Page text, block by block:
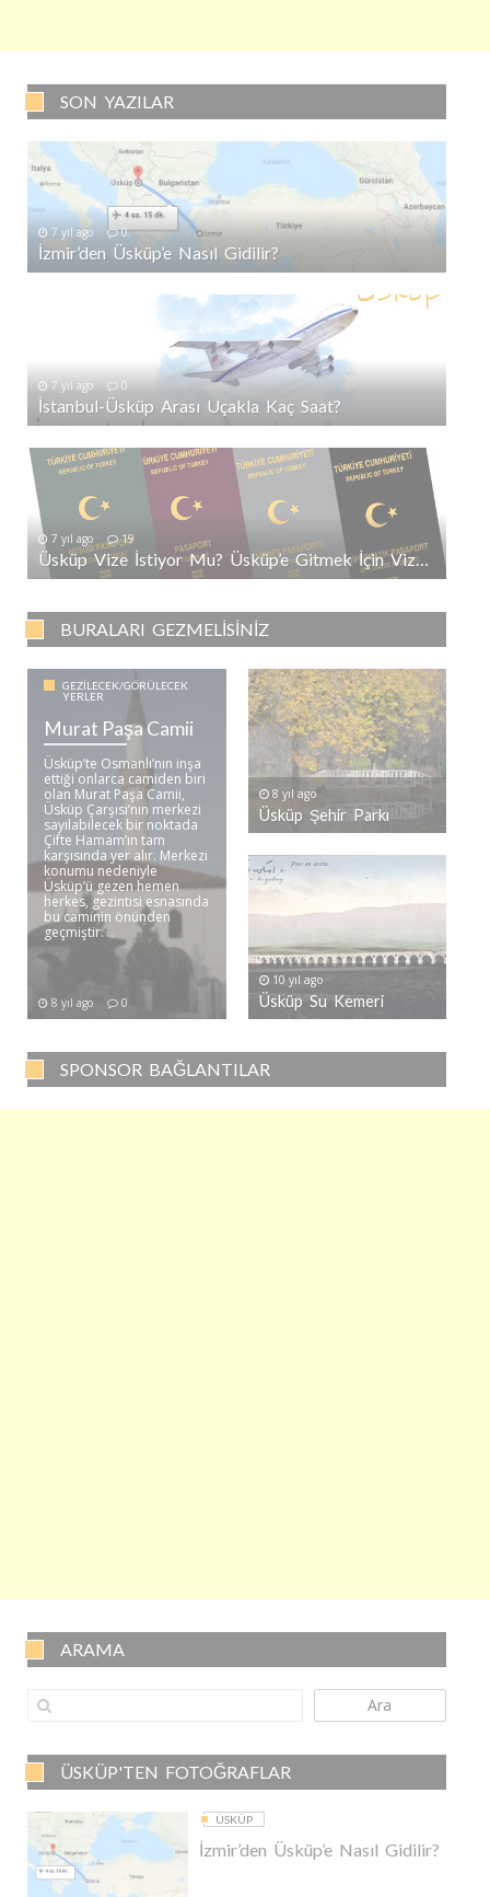
SON YAZILAR
7 yıl ago 0
İzmir’den Üsküp’e Nasıl Gidilir?
7 yıl ago 0
İstanbul-Üsküp Arası Uçakla Kaç Saat?
7 yıl ago 19
Üsküp Vize İstiyor Mu? Üsküp’e Gitmek İçin Vize Gerekli Mi?
BURALARI GEZMELISINIZ
GEZILECEK/GÖRÜLECEK
YERLER
Murat Paşa Camii
Üsküp’te Osmanlı’nın inşa
ettiği onlarca camiden biri
olan Murat Paşa Camii,
Üsküp Çarşısı’nın merkezi
sayılabilecek bir noktada
Çifte Hamam’ın tam
karşısında yer alır. Merkezi
konumu nedeniyle
Üsküp’ü gezen hemen
herkes, gezintisi esnasında
bu caminin önünden
geçmiştir. ..
8 yıl ago 0
8 yıl ago
Üsküp Şehir Parkı
10 yıl ago
Üsküp Su Kemeri
SPONSOR BAĞLANTILAR
ARAMA
Ara
ÜSKÜP'TEN FOTOĞRAFLAR
ÜSKÜP
İzmir’den Üsküp’e Nasıl Gidilir?